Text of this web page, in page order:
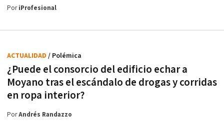
PoriProfesional
¿Puede el consorcio del edificio echar a
Moyano tras el escándalo de drogas y corridas
en ropa interior?
ACTUALIDAD / Polémica
PorAndrés Randazzo